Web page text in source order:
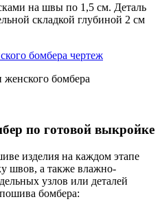
на швы по 1,5 см. Деталь
складкой глубиной 2 см
женского бомбера
по готовой выкройке
изделия на каждом этапе
швов, а также влажно-
узлов или деталей
бомбера: